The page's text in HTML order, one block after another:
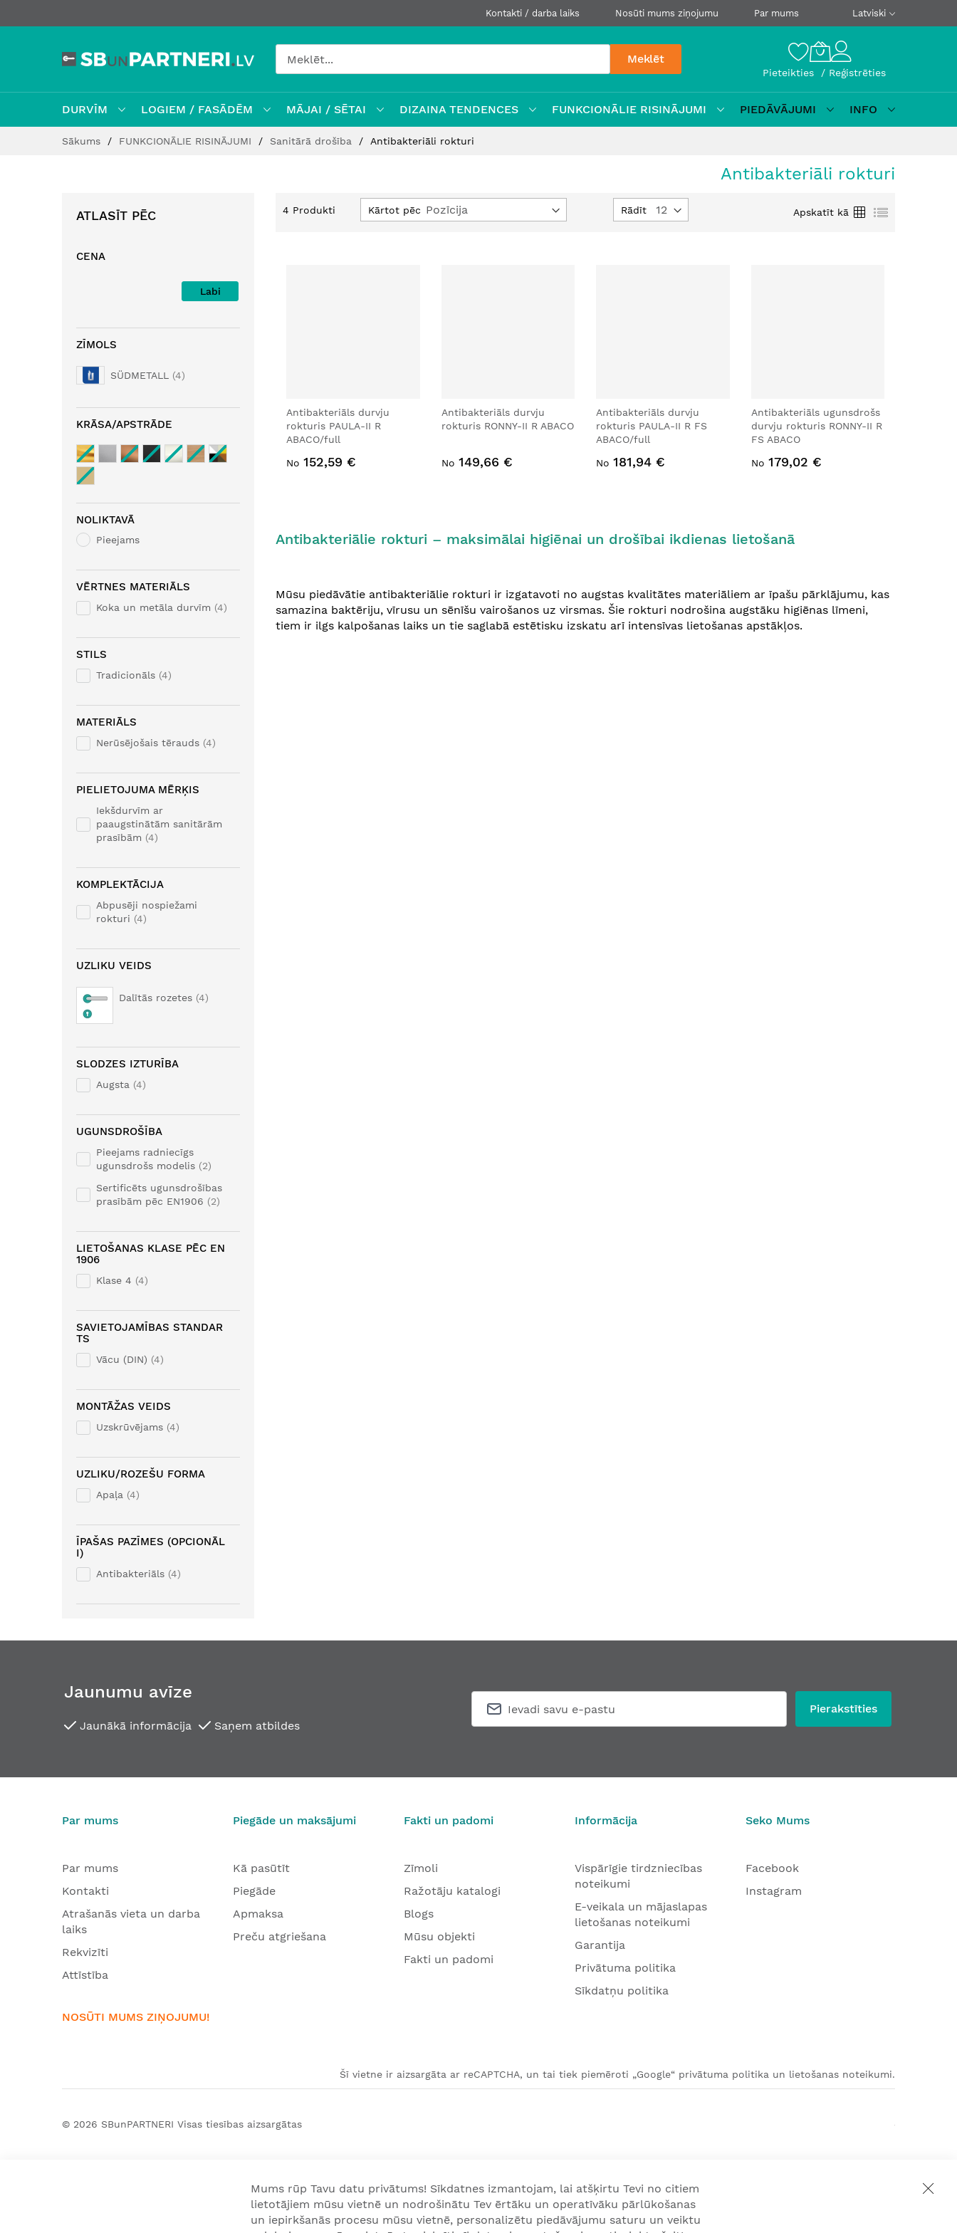
Kontakti / darba laiks Nosūti mums ziņojumu Par mums Latviski
Meklēt
Pieteikties Reģistrēties
DURVĪM LOGIEM / FASĀDĒM MĀJAI / SĒTAI DIZAINA TENDENCES FUNKCIONĀLIE RISINĀJUMI PIEDĀVĀJUMI
INFO
Sākums FUNKCIONĀLIE RISINĀJUMI Sanitārā drošība Antibakteriāli rokturi
Antibakteriāli rokturi
4 Produkti Kārtot pēc Rādīt Apskatīt kā
RežģisSaraksts
Antibakteriāls durvju
rokturis PAULA-II R
ABACO/full
No 152,59 €
Antibakteriāls durvju
rokturis RONNY-II R ABACO
No 149,66 €
Antibakteriāls durvju
rokturis PAULA-II R FS
ABACO/full
No 181,94 €
Antibakteriāls ugunsdrošs
durvju rokturis RONNY-II R
FS ABACO
No 179,02 €
Antibakteriālie rokturi – maksimālai higiēnai un drošībai ikdienas lietošanā
Mūsu piedāvātie antibakteriālie rokturi ir izgatavoti no augstas kvalitātes materiāliem ar īpašu pārklājumu, kas
samazina baktēriju, vīrusu un sēnīšu vairošanos uz virsmas. Šie rokturi nodrošina augstāku higiēnas līmeni,
tiem ir ilgs kalpošanas laiks un tie saglabā estētisku izskatu arī intensīvas lietošanas apstākļos.
ATLASĪT PĒC
CENA
Labi
ZĪMOLS
SÜDMETALL 4
KRĀSA/APSTRĀDE
NOLIKTAVĀ
Pieejams
VĒRTNES MATERIĀLS
Koka un metāla durvīm 4
STILS
Tradicionāls 4
MATERIĀLS
Nerūsējošais tērauds 4
PIELIETOJUMA MĒRĶIS
Iekšdurvīm ar
paaugstinātām sanitārām
prasībām
4
KOMPLEKTĀCIJA
Abpusēji nospiežami
rokturi
4
UZLIKU VEIDS
Dalītās rozetes 4
SLODZES IZTURĪBA
Augsta 4
UGUNSDROŠĪBA
Pieejams radniecīgs
ugunsdrošs modelis
2
Sertificēts ugunsdrošības
prasībām pēc EN1906
2
LIETOŠANAS KLASE PĒC EN
1906
Klase 4 4
SAVIETOJAMĪBAS STANDAR
TS
Vācu (DIN) 4
MONTĀŽAS VEIDS
Uzskrūvējams 4
UZLIKU/ROZEŠU FORMA
Apaļa 4
ĪPAŠAS PAZĪMES (OPCIONĀL
I)
Antibakteriāls 4
Jaunumu avīze
Jaunākā informācija Saņem atbildes
Pierakstīties
Par mums
Par mums
Kontakti
Atrašanās vieta un darba
laiks
Rekvizīti
Attīstība
NOSŪTI MUMS ZIŅOJUMU!
Piegāde un maksājumi
Kā pasūtīt
Piegāde
Apmaksa
Preču atgriešana
Fakti un padomi
Zīmoli
Ražotāju katalogi
Blogs
Mūsu objekti
Fakti un padomi
Informācija
Vispārīgie tirdzniecības
noteikumi
E-veikala un mājaslapas
lietošanas noteikumi
Garantija
Privātuma politika
Sīkdatņu politika
Seko Mums
Facebook
Instagram
Šī vietne ir aizsargāta ar reCAPTCHA, un tai tiek piemēroti „Google“ privātuma politika un lietošanas noteikumi.
© 2026 SBunPARTNERI Visas tiesības aizsargātas
Mums rūp Tavu datu privātums! Sīkdatnes izmantojam, lai atšķirtu Tevi no citiem
lietotājiem mūsu vietnē un nodrošinātu Tev ērtāku un operatīvāku pārlūkošanas
un iepirkšanās procesu mūsu vietnē, personalizētu piedāvājumu saturu un veiktu